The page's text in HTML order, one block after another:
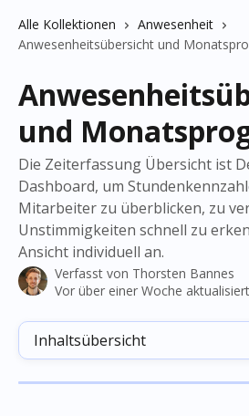
Alle Kollektionen
Anwesenheit
Anwesenheitsübersicht und
und
Die Zeiterfassung Übersicht ist
Dashboard, um
Mitarbeiter zu überblicken, zu
Unstimmigkeiten schnell zu
Ansicht individuell an.
Verfasst von Thorsten Bannes
Vor über einer Woche aktualisiert
Inhaltsübersicht